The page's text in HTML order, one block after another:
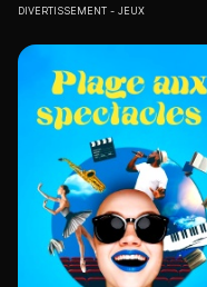
DIVERTISSEMENT JEUX